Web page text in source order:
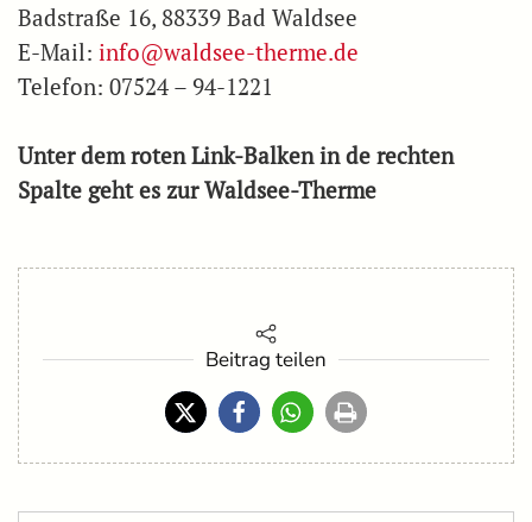
Badstraße 16, 88339 Bad Waldsee
E-Mail: info@waldsee-therme.de
Telefon: 07524 – 94-1221
Unter dem roten Link-Balken in de rechten
Spalte geht es zur Waldsee-Therme
Beitrag teilen